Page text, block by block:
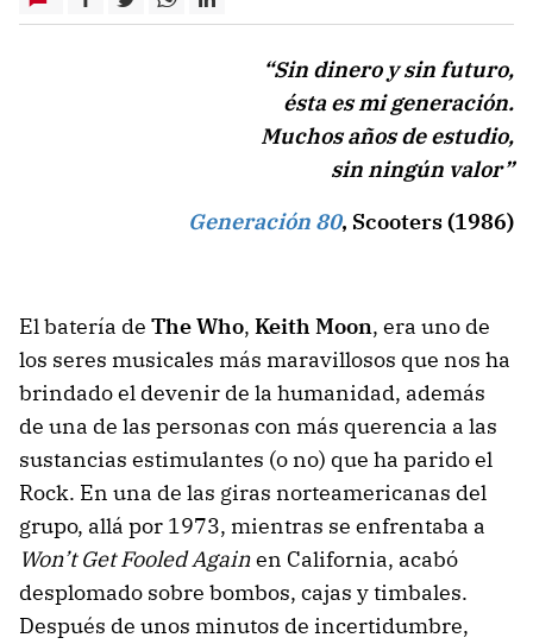
“Sin dinero y sin futuro,
ésta es mi generación.
Muchos años de estudio,
sin ningún valor”
Generación 80, Scooters (1986)
El batería de The Who, Keith Moon, era uno de
los seres musicales más maravillosos que nos ha
brindado el devenir de la humanidad, además
de una de las personas con más querencia a las
sustancias estimulantes (o no) que ha parido el
Rock. En una de las giras norteamericanas del
grupo, allá por 1973, mientras se enfrentaba a
Won’t Get Fooled Againen California, acabó
desplomado sobre bombos, cajas y timbales.
Después de unos minutos de incertidumbre,